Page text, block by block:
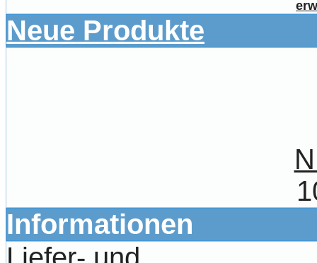
Neue Produkte
Informationen